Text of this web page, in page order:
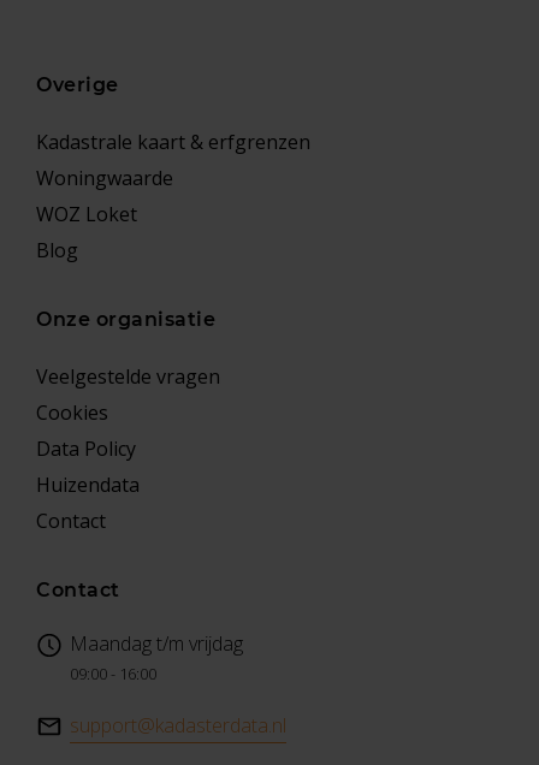
Overige
Kadastrale kaart & erfgrenzen
Woningwaarde
WOZ Loket
Blog
Onze organisatie
Veelgestelde vragen
Cookies
Data Policy
Huizendata
Contact
Contact
Maandag t/m vrijdag
09:00 - 16:00
support@kadasterdata.nl